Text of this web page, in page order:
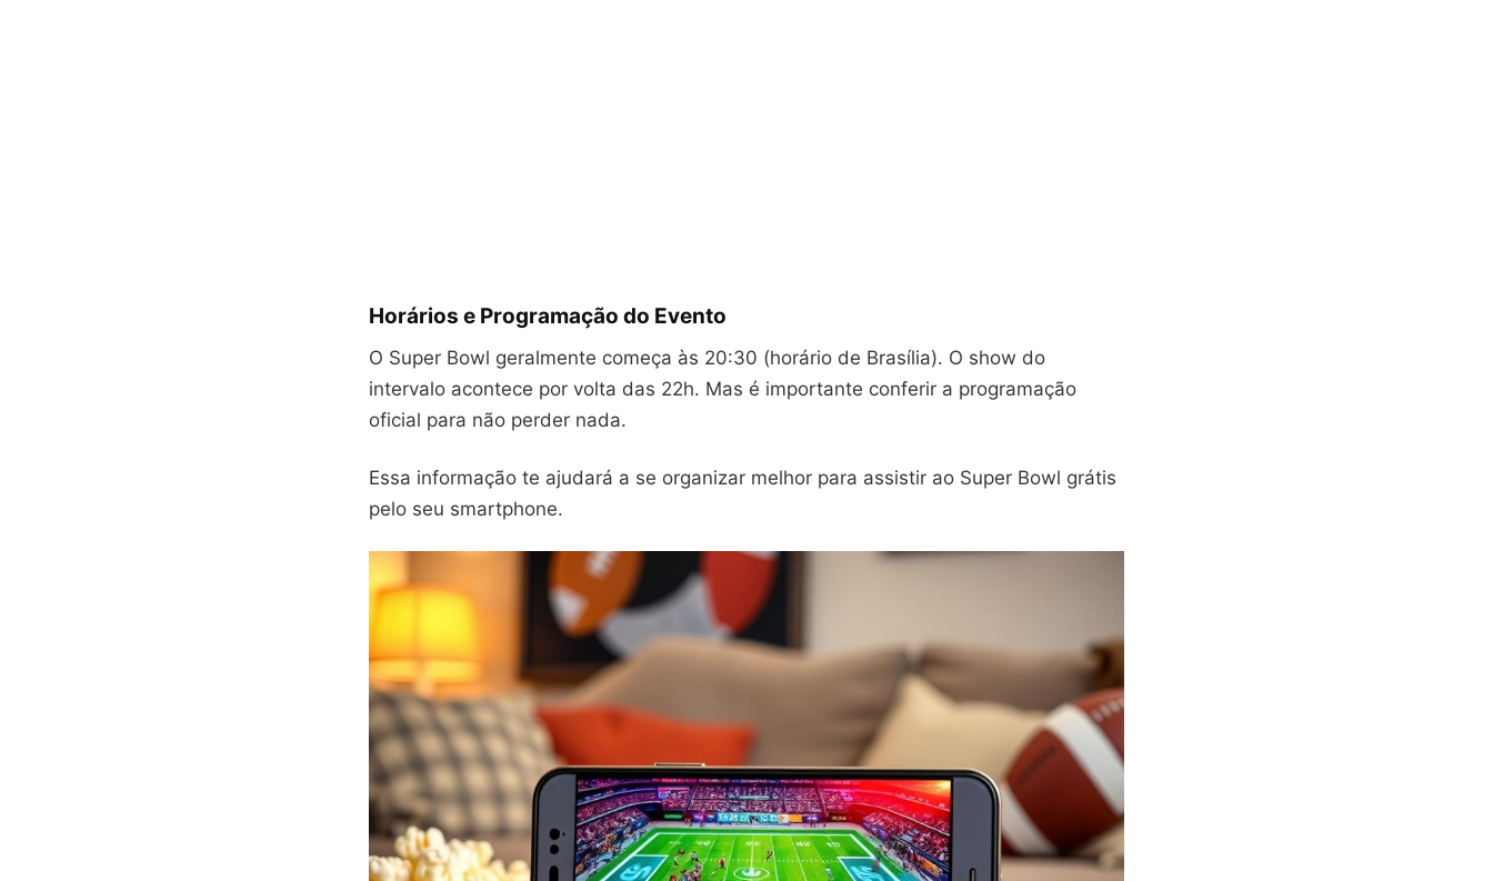
Horários e Programação do Evento
O Super Bowl geralmente começa às 20:30 (horário de Brasília). O show do
intervalo acontece por volta das 22h. Mas é importante conferir a programação
oficial para não perder nada.
Essa informação te ajudará a se organizar melhor para assistir ao Super Bowl grátis
pelo seu smartphone.